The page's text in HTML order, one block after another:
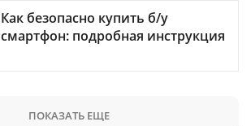
Как безопасно купить б/у
смартфон: подробная инструкция
ПОКАЗАТЬ ЕЩЕ